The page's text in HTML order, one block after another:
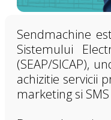
Sendmachine
Sistemului
(SEAP/SICAP),
achizitie servicii
marketing si